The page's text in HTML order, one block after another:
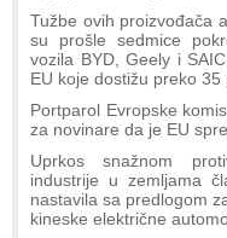
Tužbe ovih proizvođača
su prošle sedmice
vozila BYD, Geely i
EU koje dostižu preko 35
Portparol Evropske
za novinare da je EU
Uprkos snažnom
industrije u zemljama
nastavila sa predlogom
kineske električne